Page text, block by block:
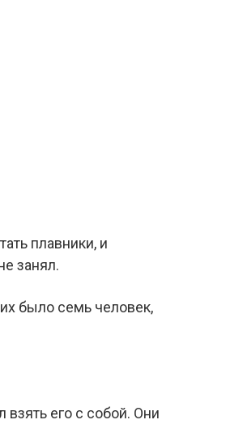
плавники, и
занял.
было семь человек,
его с собой. Они